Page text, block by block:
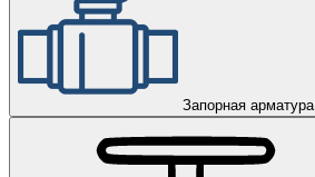
Запорная арматура